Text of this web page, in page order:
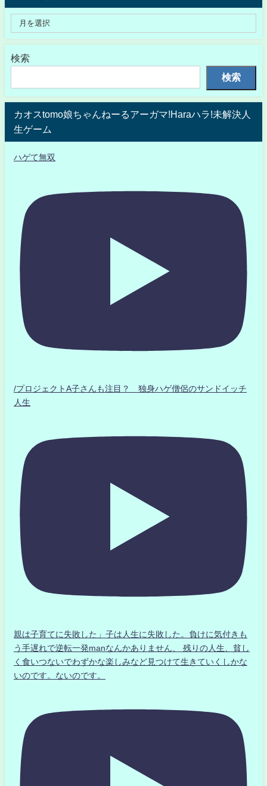
検索
検索
カオスtomo娘ちゃんねーるアーガマ!Haraハラ!未解決人
生ゲーム
ハゲて無双
/プロジェクトA子さんも注目？ 独身ハゲ僧侶のサンドイッチ
人生
親は子育てに失敗した」子は人生に失敗した。負けに気付きも
う手遅れで逆転一発manなんかありません、 残りの人生、貧し
く食いつないでわずかな楽しみなど見つけて生きていくしかな
いのです。ないのです。